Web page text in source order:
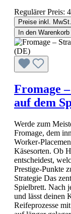
Regulärer Preis:
Preise inkl.
In den Warenkorb
Fromage
auf dem
Werde zum
Fromage, dem
Worker-
Käsesorten. Ob
entscheidest,
Prestige-Punkte
Strategie Das
Spielbrett. Nach
und lässt deinen
Reifeprozesse